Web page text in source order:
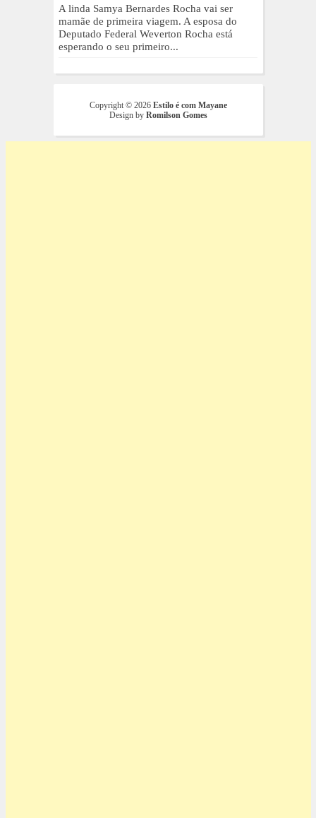
A linda Samya Bernardes Rocha vai ser
mamãe de primeira viagem. A esposa do
Deputado Federal Weverton Rocha está
esperando o seu primeiro...
Copyright © 2026 Estilo é com Mayane
Design by Romilson Gomes